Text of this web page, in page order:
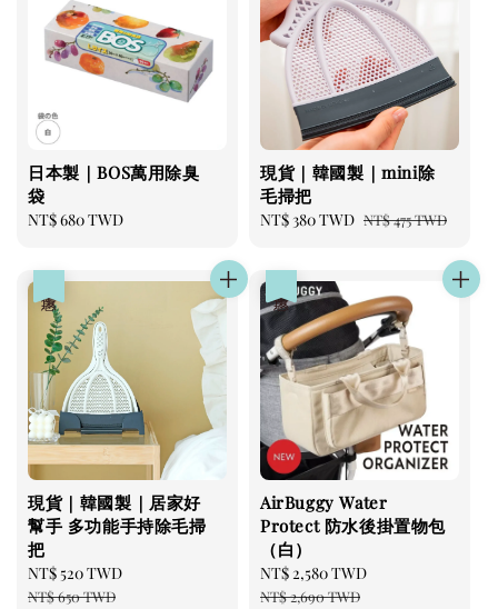
日本製｜BOS萬用除臭
袋
Regular
NT$ 680 TWD
現貨｜韓國製｜mini除
毛掃把
Sale
NT$ 380 TWD Regular
NT$ 475 TWD
現貨｜韓國製｜居家好
幫手 多功能手持除毛掃
把
Sale
price
NT$ 520 TWD
NT$ 650 TWD
AirBuggy Water
Protect 防水後掛置物包
（白）
Sale
price
NT$ 2,580 TWD
NT$ 2,690 TWD